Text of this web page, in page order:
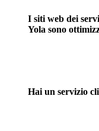
I siti web dei
Yola sono
Hai un servizio